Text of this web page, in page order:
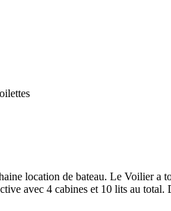
location de bateau. Le Voilier
avec 4 cabines et 10 lits au